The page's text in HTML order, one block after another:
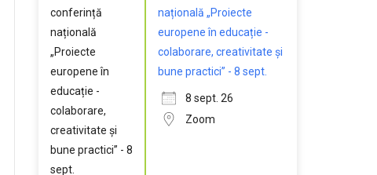
națională „Proiecte
europene în educație -
colaborare, creativitate și
bune practici” - 8 sept.
8 sept. 26
Zoom